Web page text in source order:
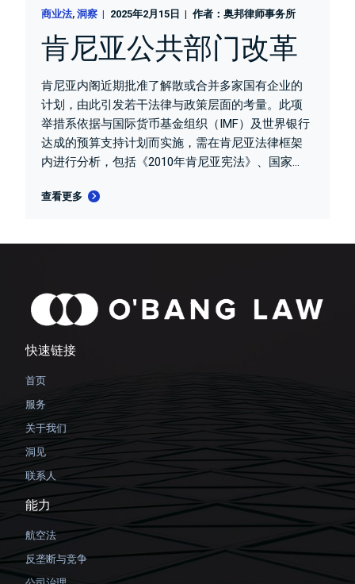
商业法 洞察 2025年2月15日 作者：奥邦律师事务所
肯尼亚公共部门改革
肯尼亚内阁近期批准了解散或合并多家国有企业的
计划，由此引发若干法律与政策层面的考量。此项
举措系依据与国际货币基金组织（IMF）及世界银行
达成的预算支持计划而实施，需在肯尼亚法律框架
内进行分析，包括《2010年肯尼亚宪法》、国家...
查看更多
快速链接
首页
服务
关于我们
洞见
联系人
能力
航空法
反垄断与竞争